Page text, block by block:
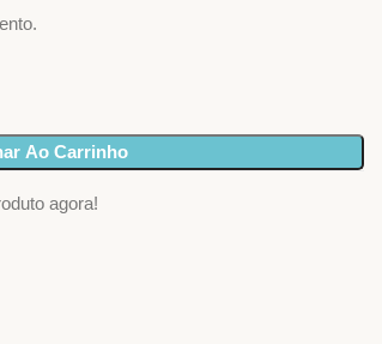
Ao Carrinho
agora!